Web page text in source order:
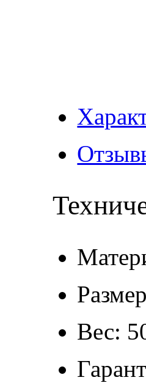
Вес: